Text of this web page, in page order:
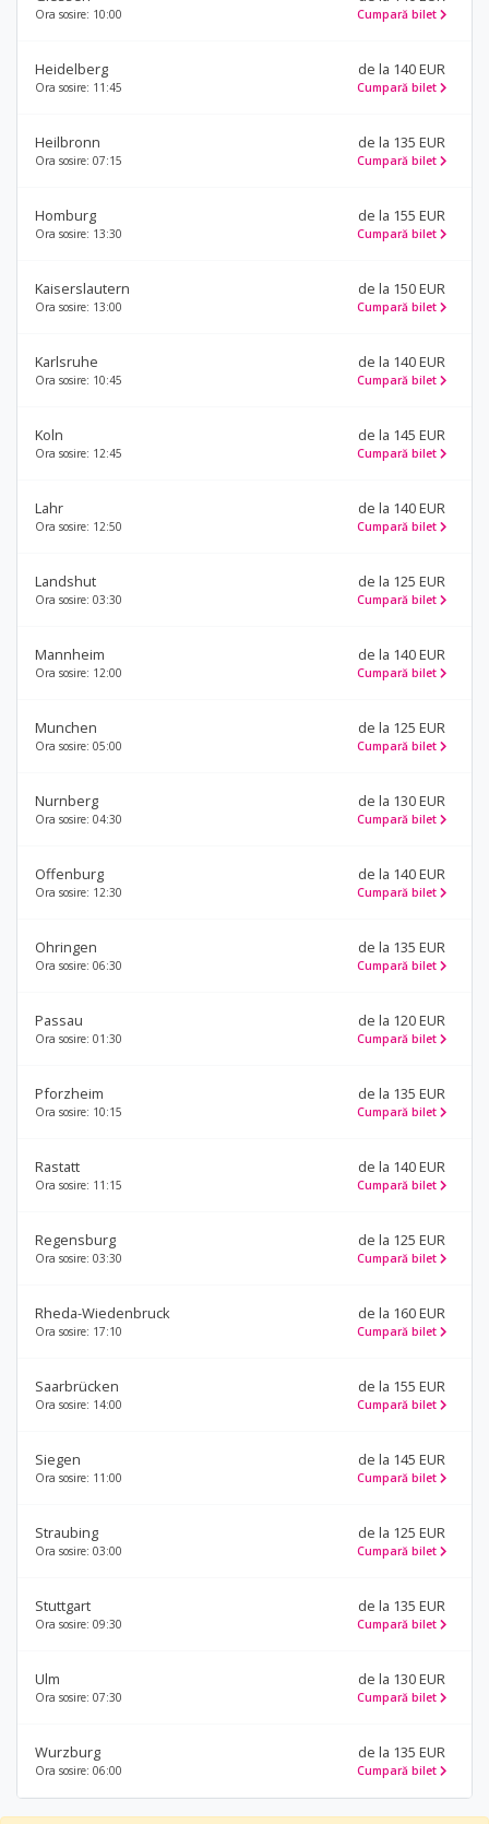
Ora sosire: 10:00 Cumpară bilet
Heidelberg
Ora sosire: 11:45
de la 140 EUR
Cumpară bilet
Heilbronn
Ora sosire: 07:15
de la 135 EUR
Cumpară bilet
Homburg
Ora sosire: 13:30
de la 155 EUR
Cumpară bilet
Kaiserslautern
Ora sosire: 13:00
de la 150 EUR
Cumpară bilet
Karlsruhe
Ora sosire: 10:45
de la 140 EUR
Cumpară bilet
Koln
Ora sosire: 12:45
de la 145 EUR
Cumpară bilet
Lahr
Ora sosire: 12:50
de la 140 EUR
Cumpară bilet
Landshut
Ora sosire: 03:30
de la 125 EUR
Cumpară bilet
Mannheim
Ora sosire: 12:00
de la 140 EUR
Cumpară bilet
Munchen
Ora sosire: 05:00
de la 125 EUR
Cumpară bilet
Nurnberg
Ora sosire: 04:30
de la 130 EUR
Cumpară bilet
Offenburg
Ora sosire: 12:30
de la 140 EUR
Cumpară bilet
Ohringen
Ora sosire: 06:30
de la 135 EUR
Cumpară bilet
Passau
Ora sosire: 01:30
de la 120 EUR
Cumpară bilet
Pforzheim
Ora sosire: 10:15
de la 135 EUR
Cumpară bilet
Rastatt
Ora sosire: 11:15
de la 140 EUR
Cumpară bilet
Regensburg
Ora sosire: 03:30
de la 125 EUR
Cumpară bilet
Rheda-Wiedenbruck
Ora sosire: 17:10
de la 160 EUR
Cumpară bilet
Saarbrücken
Ora sosire: 14:00
de la 155 EUR
Cumpară bilet
Siegen
Ora sosire: 11:00
de la 145 EUR
Cumpară bilet
Straubing
Ora sosire: 03:00
de la 125 EUR
Cumpară bilet
Stuttgart
Ora sosire: 09:30
de la 135 EUR
Cumpară bilet
Ulm
Ora sosire: 07:30
de la 130 EUR
Cumpară bilet
Wurzburg
Ora sosire: 06:00
de la 135 EUR
Cumpară bilet